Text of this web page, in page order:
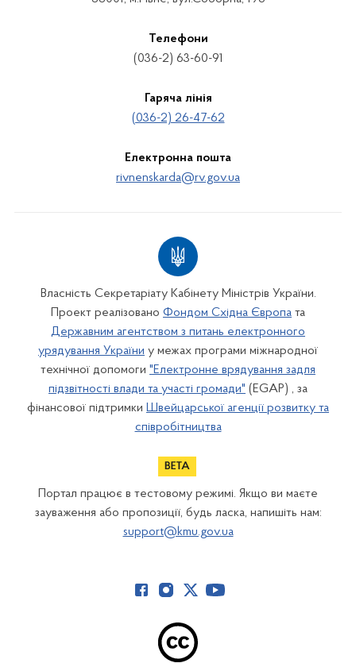
Телефони
(036-2) 63-60-91
Гаряча лінія
(036-2) 26-47-62
Електронна пошта
rivnenskarda@rv.gov.ua
Власність Секретаріату Кабінету Міністрів України.
Проект реалізовано Фондом Східна Європа та
Державним агентством з питань електронного
урядування України у межах програми міжнародної
технічної допомоги "Електронне врядування задля
підзвітності влади та участі громади" (EGAP) , за
фінансової підтримки Швейцарської агенції розвитку та
співробітництва
Портал працює в тестовому режимі. Якщо ви маєте
зауваження або пропозиції, будь ласка, напишіть нам:
support@kmu.gov.ua